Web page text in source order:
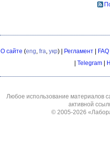
О сайте (eng fra укр) | Регламент| FAQ
| Telegram |
Любое использование материалов
активной
© 2005-2026